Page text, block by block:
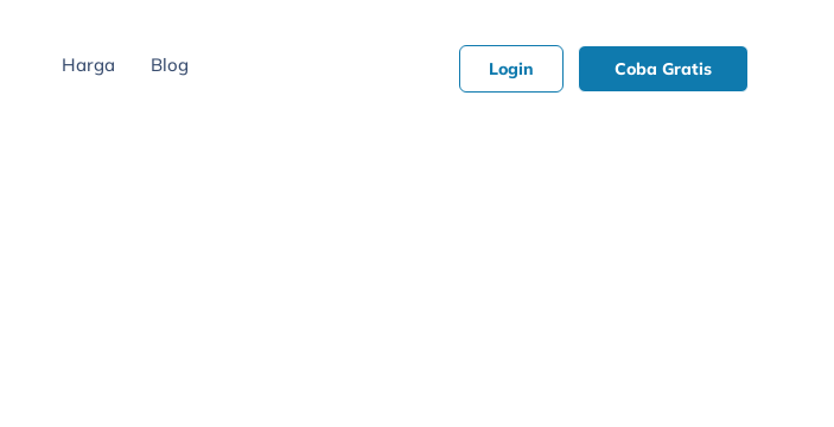
Harga Blog Login Coba Gratis